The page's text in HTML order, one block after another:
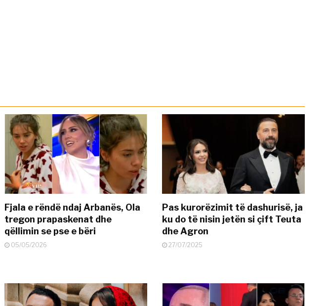
Fjala e rëndë ndaj Arbanës, Ola
tregon prapaskenat dhe
qëllimin se pse e bëri
05/05/2026
Pas kurorëzimit të dashurisë, ja
ku do të nisin jetën si çift Teuta
dhe Agron
27/07/2025